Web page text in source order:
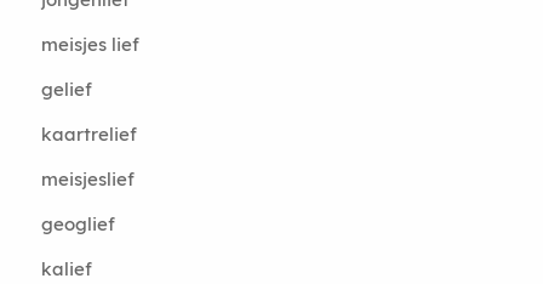
meisjes lief
gelief
kaartrelief
meisjeslief
geoglief
kalief